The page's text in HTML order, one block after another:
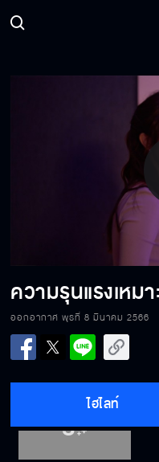
ความรุนแรงเหม
ออกอากาศ พุธที่ 8 มีนาคม 2566
ไฮไลท์
เกิ
ท่าท
อยา